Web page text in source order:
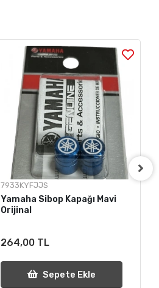
7933KYFJJS
Yamaha Sibop Kapağı Mavi
Orijinal
264,00 TL
Sepete Ekle